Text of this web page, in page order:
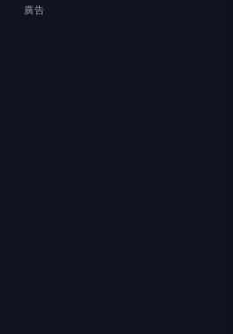
廣告